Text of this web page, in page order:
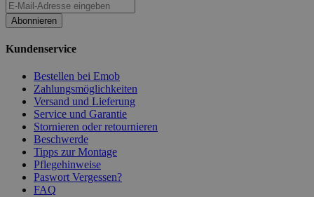
Abonnieren
Kundenservice
Bestellen bei Emob
Zahlungsmöglichkeiten
Versand und Lieferung
Service und Garantie
Stornieren oder retournieren
Beschwerde
Tipps zur Montage
Pflegehinweise
Paswort Vergessen?
FAQ